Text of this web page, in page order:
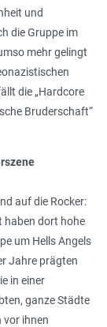
und
die Gruppe im
mehr gelingt
die „Hardcore
Bruderschaft“
auf die Rocker:
haben dort hohe
um Hells Angels
Jahre prägten
in einer
ganze Städte
vor ihnen